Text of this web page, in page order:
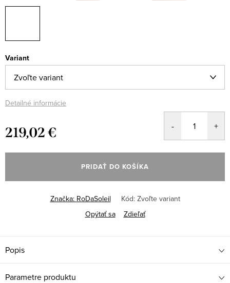
Variant
Detailné informácie
219,02 €
cena:
PRIDAŤ DO KOŠÍKA
Značka: RoDaSoleil Kód: Zvoľte variant
Opýtať sa
Zdieľať
Popis
Parametre produktu